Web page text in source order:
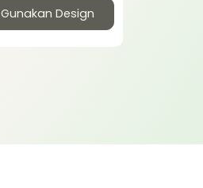
Gunakan Design